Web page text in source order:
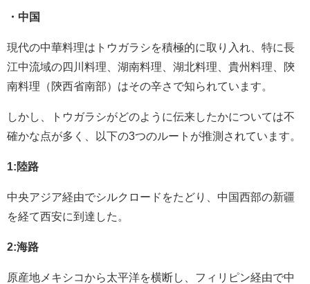
・中国
現代の中華料理はトウガラシを積極的に取り入れ、特に長
江中流域の四川料理、湖南料理、湖北料理、貴州料理、陝
南料理（陝西省南部）はその辛さで知られています。
しかし、トウガラシがどのように伝来したかについては不
確かな点が多く、以下の3つのルートが推測されています。
1:陸路
中央アジア経由でシルクロードをたどり、中国西部の新疆
を経て西安に到達した。
2:海路
原産地メキシコから太平洋を横断し、フィリピン経由で中